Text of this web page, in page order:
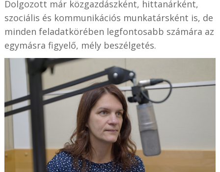
Dolgozott már közgazdászként, hittanárként,
szociális és kommunikációs munkatársként is, de
minden feladatkörében legfontosabb számára az
egymásra figyelő, mély beszélgetés.